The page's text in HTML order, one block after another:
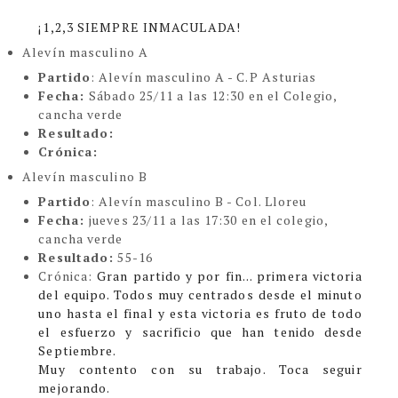
¡1,2,3 SIEMPRE INMACULADA!
Alevín masculino A
Partido: Alevín masculino A - C.P Asturias
Fecha:Sábado 25/11 a las 12:30 en el Colegio,
cancha verde
Resultado:
Crónica:
Alevín masculino B
Partido: Alevín masculino B - Col. Lloreu
Fecha:jueves 23/11 a las 17:30 en el colegio,
cancha verde
Resultado: 55-16
Crónica: Gran partido y por fin... primera victoria
del equipo. Todos muy centrados desde el minuto
uno hasta el final y esta victoria es fruto de todo
el esfuerzo y sacrificio que han tenido desde
Septiembre.
Muy contento con su trabajo. Toca seguir
mejorando.